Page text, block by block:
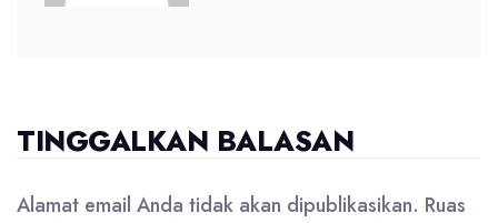
TINGGALKAN BALASAN
Alamat email Anda tidak akan dipublikasikan. Ruas